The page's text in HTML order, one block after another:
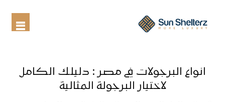
انواع البرجولات في مصر : دليلك الكامل
لاختيار البرجولة المثالية